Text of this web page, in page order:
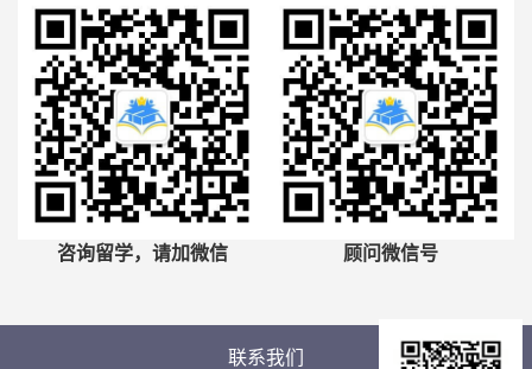
咨询留学，请加微信 顾问微信号
联系我们